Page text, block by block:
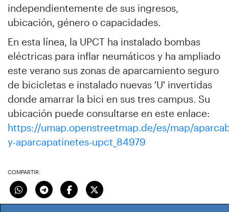
independientemente de sus ingresos,
ubicación, género o capacidades.
En esta línea, la UPCT ha instalado bombas
eléctricas para inflar neumáticos y ha ampliado
este verano sus zonas de aparcamiento seguro
de bicicletas e instalado nuevas 'U' invertidas
donde amarrar la bici en sus tres campus. Su
ubicación puede consultarse en este enlace:
https://umap.openstreetmap.de/es/map/
y-aparcapatinetes-upct_84979
COMPARTIR: